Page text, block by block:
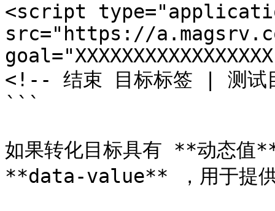
<script
src="https://
<!-- 结束 目标标签 | 测试
```
如果转化目标具有 **动态值
**data-value** ，用于提供